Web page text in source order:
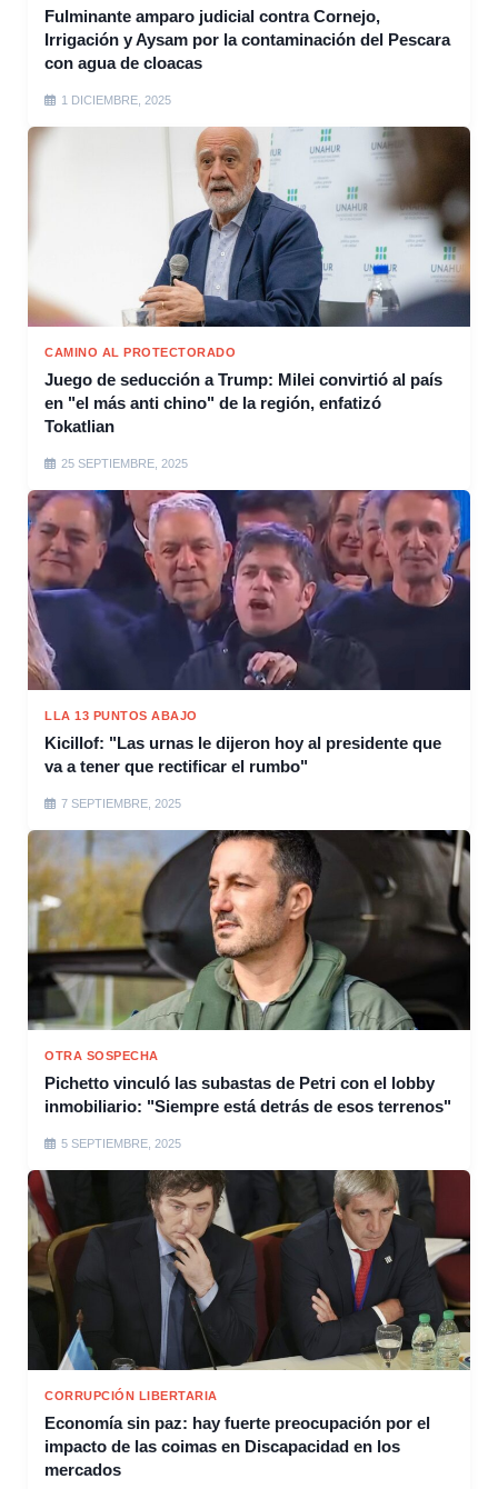
Fulminante amparo judicial contra Cornejo,
Irrigación y Aysam por la contaminación del Pescara
con agua de cloacas
1 DICIEMBRE, 2025
CAMINO AL PROTECTORADO
Juego de seducción a Trump: Milei convirtió al país
en "el más anti chino" de la región, enfatizó
Tokatlian
25 SEPTIEMBRE, 2025
LLA 13 PUNTOS ABAJO
Kicillof: "Las urnas le dijeron hoy al presidente que
va a tener que rectificar el rumbo"
7 SEPTIEMBRE, 2025
OTRA SOSPECHA
Pichetto vinculó las subastas de Petri con el lobby
inmobiliario: "Siempre está detrás de esos terrenos"
5 SEPTIEMBRE, 2025
CORRUPCIÓN LIBERTARIA
Economía sin paz: hay fuerte preocupación por el
impacto de las coimas en Discapacidad en los
mercados